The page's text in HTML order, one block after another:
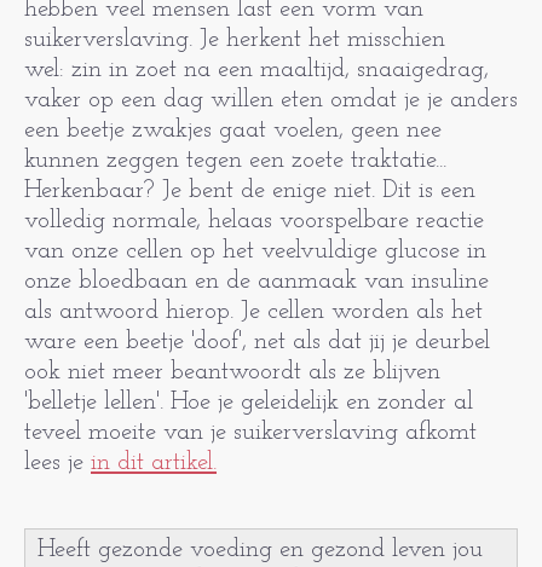
hebben veel mensen last een vorm van
suikerverslaving. Je herkent het misschien
wel: zin in zoet na een maaltijd, snaaigedrag,
vaker op een dag willen eten omdat je je anders
een beetje zwakjes gaat voelen, geen nee
kunnen zeggen tegen een zoete traktatie...
Herkenbaar? Je bent de enige niet. Dit is een
volledig normale, helaas voorspelbare reactie
van onze cellen op het veelvuldige glucose in
onze bloedbaan en de aanmaak van insuline
als antwoord hierop. Je cellen worden als het
ware een beetje 'doof', net als dat jij je deurbel
ook niet meer beantwoordt als ze blijven
'belletje lellen'. Hoe je geleidelijk en zonder al
teveel moeite van je suikerverslaving afkomt
lees je in dit artikel.
Heeft gezonde voeding en gezond leven jou